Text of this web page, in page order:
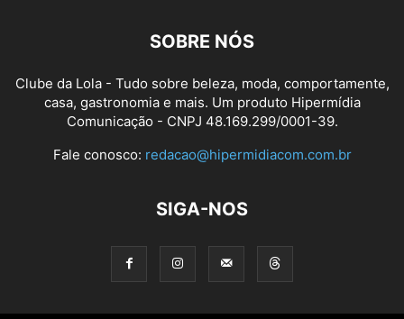
SOBRE NÓS
Clube da Lola - Tudo sobre beleza, moda, comportamente,
casa, gastronomia e mais. Um produto Hipermídia
Comunicação - CNPJ 48.169.299/0001-39.
Fale conosco: redacao@hipermidiacom.com.br
SIGA-NOS